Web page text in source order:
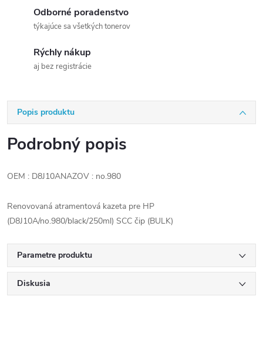
Odborné poradenstvo
týkajúce sa všetkých tonerov
Rýchly nákup
aj bez registrácie
Popis produktu
Podrobný popis
OEM : D8J10ANAZOV : no.980
Renovovaná atramentová kazeta pre HP
(D8J10A/no.980/black/250ml) SCC čip (BULK)
Parametre produktu
Diskusia